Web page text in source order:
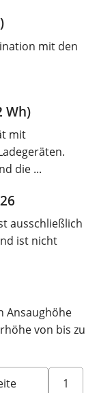
mit den
Wh)
mit
die ...
ausschließlich
ist nicht
Ansaughöhe
von bis zu
1